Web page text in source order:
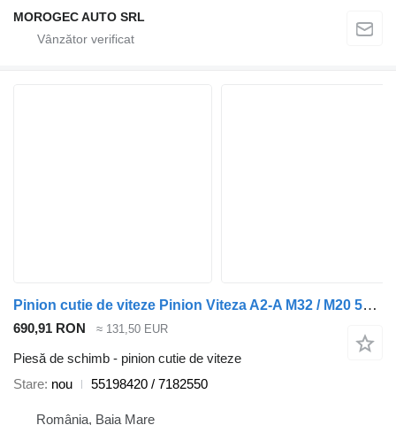
MOROGEC AUTO SRL
Pinion cutie de viteze Pinion Viteza A2-A M32 / M20 55198420 pentru automobil Alfa Romeo ROMEO – 159
690,91 RON ≈ 131,50 EUR
Piesă de schimb - pinion cutie de viteze
Stare nou 55198420 / 7182550
România, Baia Mare